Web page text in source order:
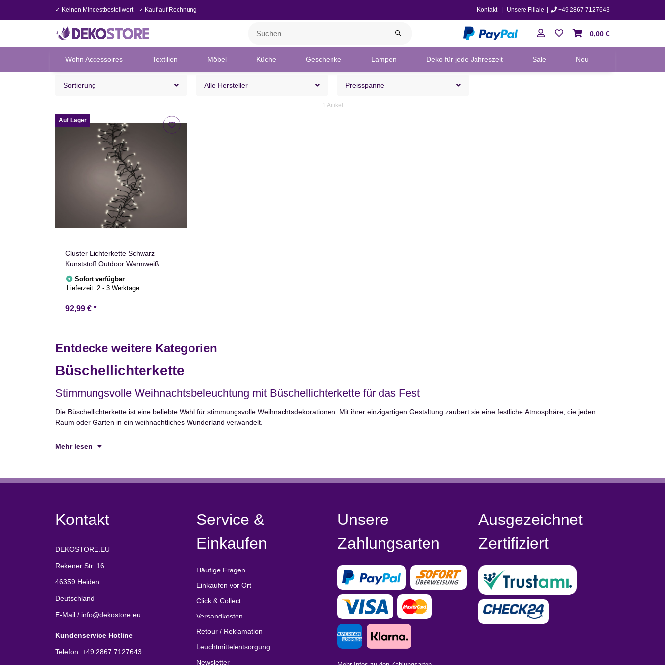
✓ Keinen Mindestbestellwert ✓ Kauf auf Rechnung Kontakt Unsere Filiale +49 2867 7127643
0,00 €
Wohn Accessoires Textilien Möbel Küche Geschenke Lampen Deko für jede Jahreszeit Sale Neu
Sortierung Alle Hersteller Preisspanne
1 Artikel
Auf Lager
Cluster Lichterkette Schwarz
Kunststoff Outdoor Warmweiß
2800 cm lang
Sofort verfügbar
Lieferzeit: 2 - 3 Werktage
92,99 € *
Entdecke weitere Kategorien
Büschellichterkette
Stimmungsvolle Weihnachtsbeleuchtung mit Büschellichterkette für das Fest
Die Büschellichterkette ist eine beliebte Wahl für stimmungsvolle Weihnachtsdekorationen. Mit ihrer einzigartigen Gestaltung zaubert sie eine festliche Atmosphäre, die jeden
Raum oder Garten in ein weihnachtliches Wunderland verwandelt.
Mehr lesen
Kontakt
DEKOSTORE.EU
Rekener Str. 16
46359 Heiden
Deutschland
E-Mail / info@dekostore.eu
Kundenservice Hotline
Telefon: +49 2867 7127643
Service &
Einkaufen
Häufige Fragen
Einkaufen vor Ort
Click & Collect
Versandkosten
Retour / Reklamation
Leuchtmittelentsorgung
Newsletter
Unsere
Zahlungsarten
Ausgezeichnet
Zertifiziert